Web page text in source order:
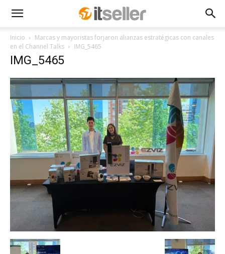
Inicio
Marcas y mayoristas forjaron alianzas estratégicas con canales
en el Channel Talks
IMG_5465
IMG_5465